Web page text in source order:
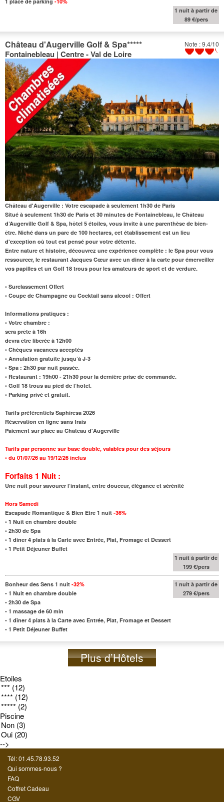
1 nuit à partir de
89 €/pers
Note : 9.4/10
Château d'Augerville Golf & Spa*****
Fontainebleau | Centre - Val de Loire
Château d'Augerville : Votre escapade à seulement 1h30 de Paris
Situé à seulement 1h30 de Paris et 30 minutes de Fontainebleau, le Château
d’Augerville Golf & Spa, hôtel 5 étoiles, vous invite à une parenthèse de bien-
être. Niché dans un parc de 100 hectares, cet établissement est un lieu
d'exception où tout est pensé pour votre détente.
Entre nature et histoire, découvrez une expérience complète : le Spa pour vous
ressourcer, le restaurant Jacques Cœur avec un diner à la carte pour émerveiller
vos papilles et un Golf 18 trous pour les amateurs de sport et de verdure.
• Surclassement Offert
• Coupe de Champagne ou Cocktail sans alcool : Offert
Informations pratiques :
• Votre chambre :
sera prête à 16h
devra être liberée à 12h00
• Chèques vacances acceptés
• Annulation gratuite jusqu’à J-3
• Spa : 2h30 par nuit passée.
• Restaurant : 19h00 - 21h30 pour la dernière prise de commande.
• Golf 18 trous au pied de l’hôtel.
• Parking privé et gratuit.
Tarifs préférentiels Saphiresa 2026
Réservation en ligne sans frais
Paiement sur place au Château d'Augerville
Tarifs par personne sur base double, valables pour des séjours
• du 01/07/26 au 19/12/26 inclus
Forfaits 1 Nuit :
Une nuit pour savourer l’instant, entre douceur, élégance et sérénité
Hors Samedi
Escapade Romantique & Bien Etre 1 nuit -36%
• 1 Nuit en chambre double
• 2h30 de Spa
• 1 diner 4 plats à la Carte avec Entrée, Plat, Fromage et Dessert
• 1 Petit Déjeuner Buffet
1 nuit à partir de
199 €/pers
Bonheur des Sens 1 nuit -32%
• 1 Nuit en chambre double
• 2h30 de Spa
• 1 massage de 60 min
• 1 dîner 4 plats à la Carte avec Entrée, Plat, Fromage et Dessert
• 1 Petit Déjeuner Buffet
1 nuit à partir de
279 €/pers
Plus d’Hôtels
Etoiles
Piscine
-->
Tél: 01.45.78.93.52
Qui sommes-nous ?
FAQ
Coffret Cadeau
CGV